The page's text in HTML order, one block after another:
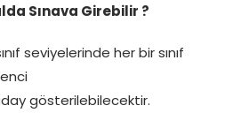
Sınava Girebilir ?
seviyelerinde her bir sınıf
aday gösterilebilecektir.